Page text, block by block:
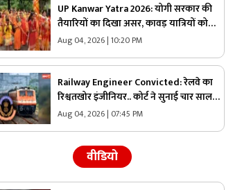
UP Kanwar Yatra 2026: योगी सरकार की
तैयारियों का दिखा असर, कावड़ यात्रियों को
मिली सुरक्षा तो महिलाएं भी निकली शिव भक्ति
Aug 04, 2026 | 10:20 PM
Railway Engineer Convicted: रेलवे का
रिश्वतखोर इंजीनियर.. कोर्ट ने सुनाई चार साल
की सजा, लगाया तगड़ा जुर्माना.. ठेकेदार से
Aug 04, 2026 | 07:45 PM
वीडियो